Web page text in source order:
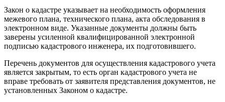
Закон о кадастре указывает на необходимость оформления
межевого плана, технического плана, акта обследования в
электронном виде. Указанные документы должны быть
заверены усиленной квалифицированной электронной
подписью кадастрового инженера, их подготовившего.
Перечень документов для осуществления кадастрового учета
является закрытым, то есть орган кадастрового учета не
вправе требовать от заявителя представления документов, не
установленных Законом о кадастре.